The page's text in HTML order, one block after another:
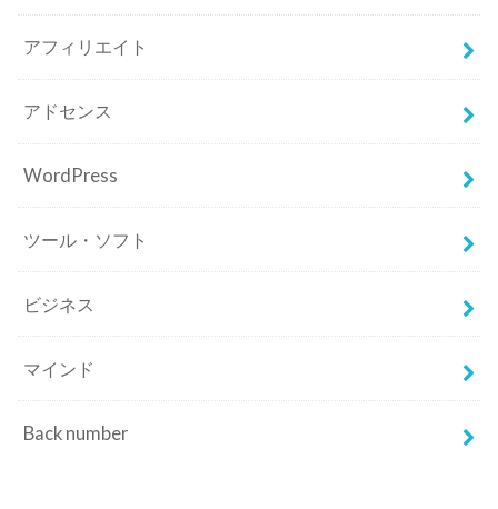
アフィリエイト
アドセンス
WordPress
ツール・ソフト
ビジネス
マインド
Back number